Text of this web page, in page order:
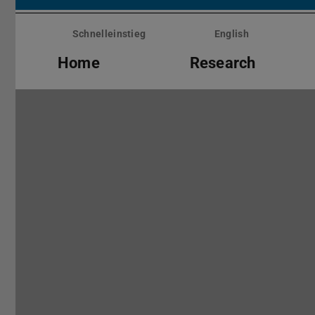
Menü
überspringenSchnelleinstieg English
Home Research